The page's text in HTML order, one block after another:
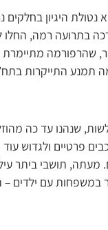
היגיון בחלקים
בתרועה רמה,
שהרפורמה מתיימרת
תמנע התייקרות
שנהנו עד כה
פרטיים ולגדוש עוד
עד כה). כאשר מדובר